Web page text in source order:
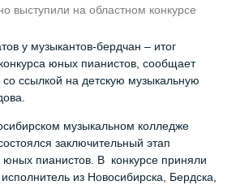
выступили на областном конкурсе
у музыкантов-бердчан – итог
юных пианистов, сообщает
ссылкой на детскую музыкальную
музыкальном колледже
заключительный этап
юных пианистов. В конкурсе приняли
из Новосибирска, Бердска,